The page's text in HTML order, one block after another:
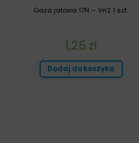
Gaza jałowa 17N – 1m2 1 szt.
1,25 zł
Dodaj do koszyka